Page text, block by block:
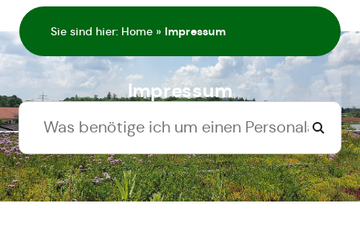
Sie sind hier: Home » Impressum
Impressum